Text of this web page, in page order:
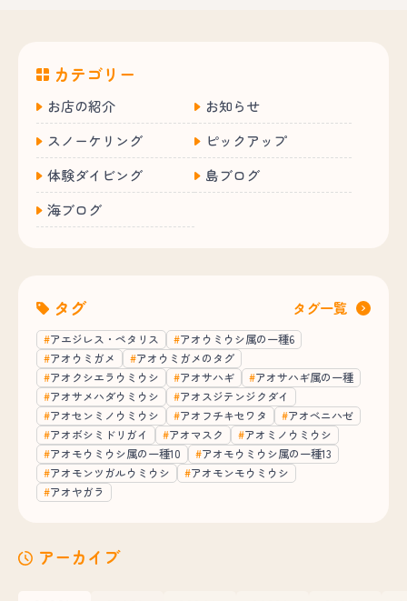
カテゴリー
お店の紹介
お知らせ
スノーケリング
ピックアップ
体験ダイビング
島ブログ
海ブログ
タグ タグ一覧
アエジレス・ペタリス
アオウミウシ属の一種6
アオウミガメ
アオウミガメのタグ
アオクシエラウミウシ
アオサハギ
アオサハギ属の一種
アオサメハダウミウシ
アオスジテンジクダイ
アオセンミノウミウシ
アオフチキセワタ
アオベニハゼ
アオボシミドリガイ
アオマスク
アオミノウミウシ
アオモウミウシ属の一種10
アオモウミウシ属の一種13
アオモンツガルウミウシ
アオモンモウミウシ
アオヤガラ
アーカイブ